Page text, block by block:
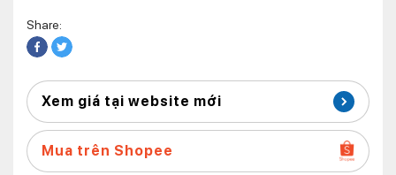
Share:
Xem giá tại website mới
Mua trên Shopee